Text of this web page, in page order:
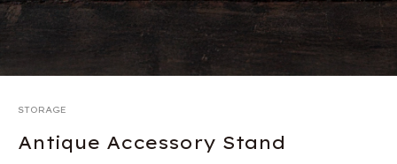
STORAGE
Antique Accessory Stand